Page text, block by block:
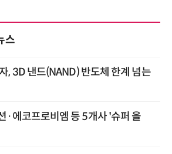
스
, 3D 낸드(NAND) 반도체 한계 넘는
·에코프로비엠 등 5개사 '슈퍼 을